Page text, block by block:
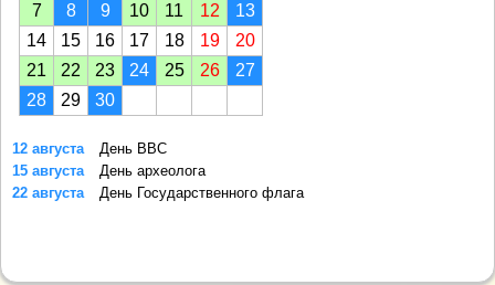
7
8 9 10 11 12
13
14
15 16 17 18 19
20
21
22 23 24 25 26
27
28
29 30
12 августа
День ВВС
15 августа
День археолога
22 августа
День Государственного флага